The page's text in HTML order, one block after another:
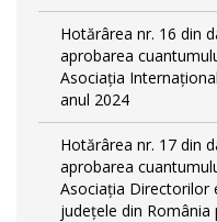
Hotărârea nr. 16 din
aprobarea
Asociația
anul 2024
Hotărârea nr. 17 din
aprobarea
Asociația Directorilor
județele din România